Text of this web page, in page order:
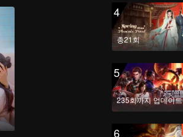
4
총21회
5
235회까지 업데이트
6